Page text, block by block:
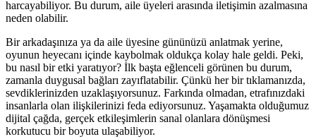
harcayabiliyor. Bu durum, aile üyeleri arasında iletişimin azalmasına
neden olabilir.
Bir arkadaşınıza ya da aile üyesine gününüzü anlatmak yerine,
oyunun heyecanı içinde kaybolmak oldukça kolay hale geldi. Peki,
bu nasıl bir etki yaratıyor? İlk başta eğlenceli görünen bu durum,
zamanla duygusal bağları zayıflatabilir. Çünkü her bir tıklamanızda,
sevdiklerinizden uzaklaşıyorsunuz. Farkında olmadan, etrafınızdaki
insanlarla olan ilişkilerinizi feda ediyorsunuz. Yaşamakta olduğumuz
dijital çağda, gerçek etkileşimlerin sanal olanlara dönüşmesi
korkutucu bir boyuta ulaşabiliyor.